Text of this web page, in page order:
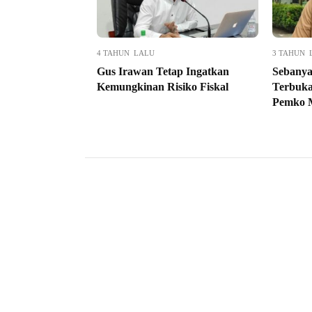
4 TAHUN LALU
Gus Irawan Tetap Ingatkan
Kemungkinan Risiko Fiskal
3 TAHUN
Pemko